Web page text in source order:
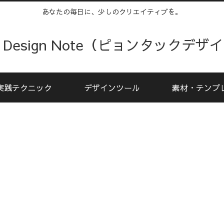
あなたの毎日に、少しのクリエイティブを。
Note（ピョンタックデザ
践テクニック デザインツール 素材・テンプ